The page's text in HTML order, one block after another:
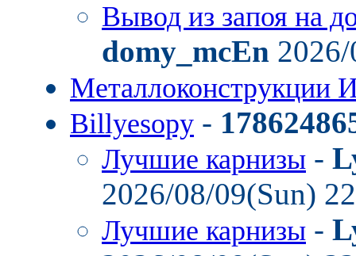
Вывод из запоя на
domy_mcEn
Металлоконструкции
Billyesopy -
Лучшие карнизы -
2026/08/09(Sun)
Лучшие карнизы -